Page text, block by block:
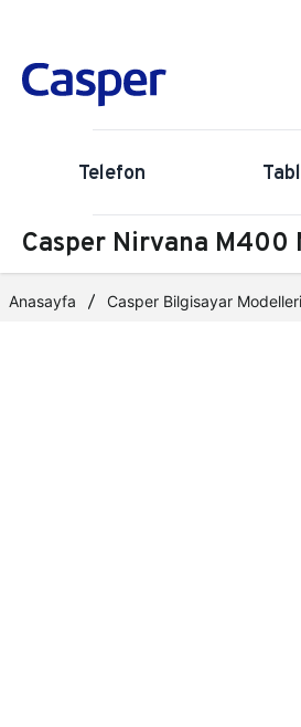
Telefon
Casper Nirvana
Anasayfa Casper Bilgisayar Modelleri